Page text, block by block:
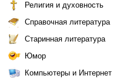
Религия и духовность
Справочная литература
Старинная литература
Юмор
Компьютеры и Интернет